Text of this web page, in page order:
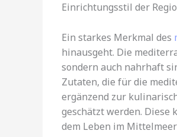
Einrichtungsstil der
Ein starkes Merkmal des
hinausgeht. Die
sondern auch nahrhaft
Zutaten, die für die
ergänzend zur
geschätzt werden.
dem Leben im